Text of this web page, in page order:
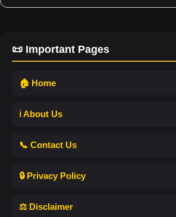
📜 Important Pages
🏠 Home
ℹ️ About Us
📞 Contact Us
🔒 Privacy Policy
⚖️ Disclaimer